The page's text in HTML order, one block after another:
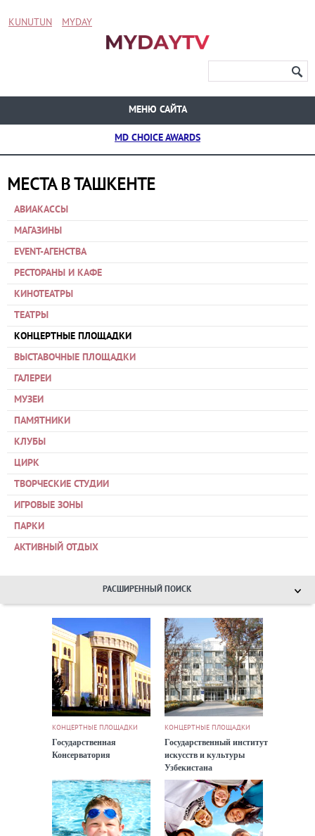
KUNUTUN MYDAY
МЕНЮ САЙТА
MD CHOICE AWARDS
МЕСТА В ТАШКЕНТЕ
АВИАКАССЫ
МАГАЗИНЫ
EVENT-АГЕНСТВА
РЕСТОРАНЫ И КАФЕ
КИНОТЕАТРЫ
ТЕАТРЫ
КОНЦЕРТНЫЕ ПЛОЩАДКИ
ВЫСТАВОЧНЫЕ ПЛОЩАДКИ
ГАЛЕРЕИ
МУЗЕИ
ПАМЯТНИКИ
КЛУБЫ
ЦИРК
ТВОРЧЕСКИЕ СТУДИИ
ИГРОВЫЕ ЗОНЫ
ПАРКИ
АКТИВНЫЙ ОТДЫХ
РАСШИРЕННЫЙ ПОИСК
КОНЦЕРТНЫЕ ПЛОЩАДКИ
Государственная
Консерватория
КОНЦЕРТНЫЕ ПЛОЩАДКИ
Государственный институт
искусств и культуры
Узбекистана